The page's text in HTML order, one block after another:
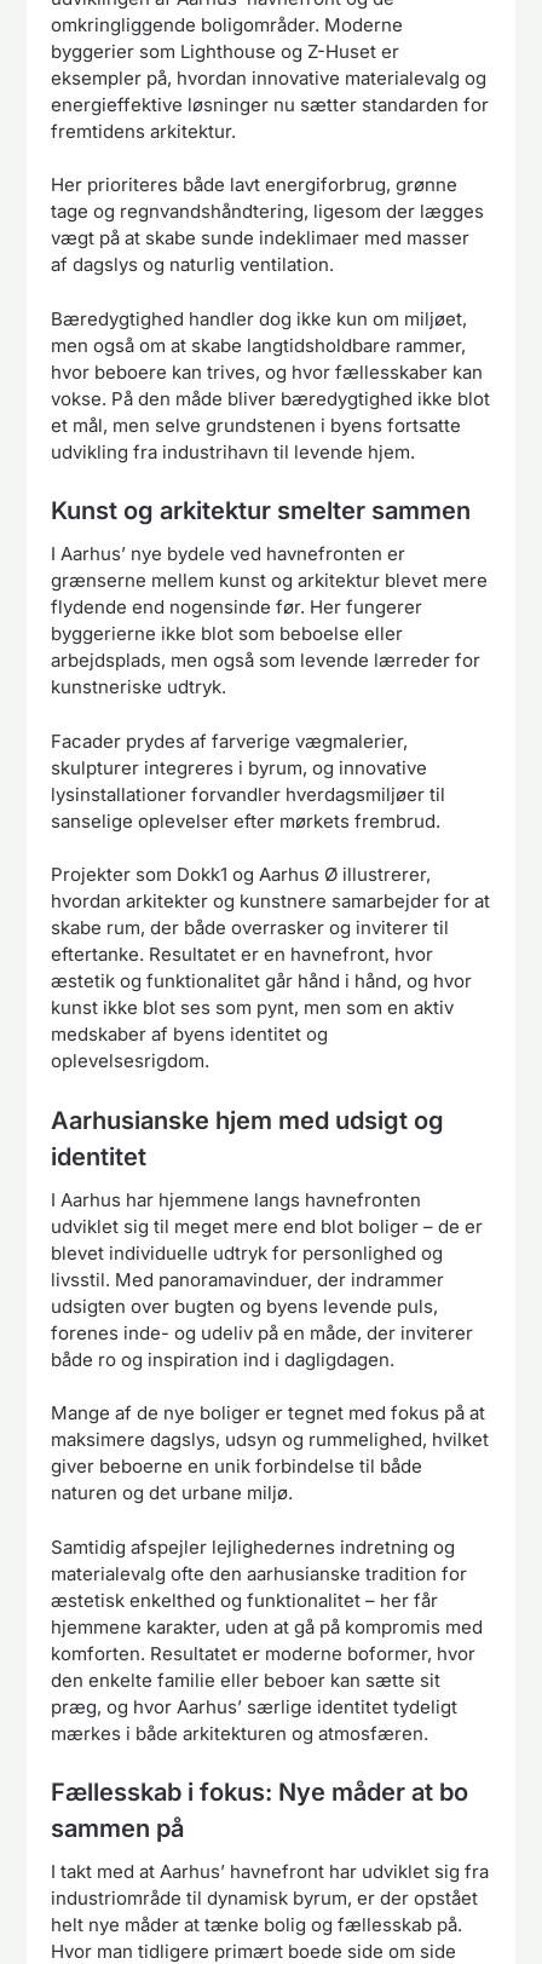
omkringliggende boligområder. Moderne
byggerier som Lighthouse og Z-Huset er
eksempler på, hvordan innovative materialevalg og
energieffektive løsninger nu sætter standarden for
fremtidens arkitektur.
Her prioriteres både lavt energiforbrug, grønne
tage og regnvandshåndtering, ligesom der lægges
vægt på at skabe sunde indeklimaer med masser
af dagslys og naturlig ventilation.
Bæredygtighed handler dog ikke kun om miljøet,
men også om at skabe langtidsholdbare rammer,
hvor beboere kan trives, og hvor fællesskaber kan
vokse. På den måde bliver bæredygtighed ikke blot
et mål, men selve grundstenen i byens fortsatte
udvikling fra industrihavn til levende hjem.
Kunst og arkitektur smelter sammen
I Aarhus’ nye bydele ved havnefronten er
grænserne mellem kunst og arkitektur blevet mere
flydende end nogensinde før. Her fungerer
byggerierne ikke blot som beboelse eller
arbejdsplads, men også som levende lærreder for
kunstneriske udtryk.
Facader prydes af farverige vægmalerier,
skulpturer integreres i byrum, og innovative
lysinstallationer forvandler hverdagsmiljøer til
sanselige oplevelser efter mørkets frembrud.
Projekter som Dokk1 og Aarhus Ø illustrerer,
hvordan arkitekter og kunstnere samarbejder for at
skabe rum, der både overrasker og inviterer til
eftertanke. Resultatet er en havnefront, hvor
æstetik og funktionalitet går hånd i hånd, og hvor
kunst ikke blot ses som pynt, men som en aktiv
medskaber af byens identitet og
oplevelsesrigdom.
Aarhusianske hjem med udsigt og
identitet
I Aarhus har hjemmene langs havnefronten
udviklet sig til meget mere end blot boliger – de er
blevet individuelle udtryk for personlighed og
livsstil. Med panoramavinduer, der indrammer
udsigten over bugten og byens levende puls,
forenes inde- og udeliv på en måde, der inviterer
både ro og inspiration ind i dagligdagen.
Mange af de nye boliger er tegnet med fokus på at
maksimere dagslys, udsyn og rummelighed, hvilket
giver beboerne en unik forbindelse til både
naturen og det urbane miljø.
Samtidig afspejler lejlighedernes indretning og
materialevalg ofte den aarhusianske tradition for
æstetisk enkelthed og funktionalitet – her får
hjemmene karakter, uden at gå på kompromis med
komforten. Resultatet er moderne boformer, hvor
den enkelte familie eller beboer kan sætte sit
præg, og hvor Aarhus’ særlige identitet tydeligt
mærkes i både arkitekturen og atmosfæren.
Fællesskab i fokus: Nye måder at bo
sammen på
I takt med at Aarhus’ havnefront har udviklet sig fra
industriområde til dynamisk byrum, er der opstået
helt nye måder at tænke bolig og fællesskab på.
Hvor man tidligere primært boede side om side